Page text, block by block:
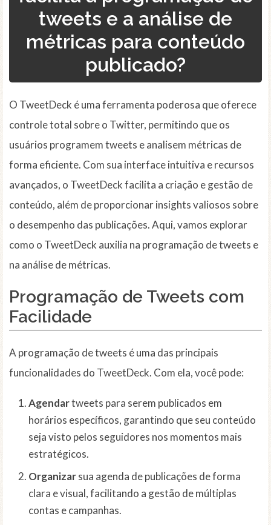
tweets e a análise de
métricas para conteúdo
publicado?
O TweetDeck é uma ferramenta poderosa que oferece
controle total sobre o Twitter, permitindo que os
usuários programem tweets e analisem métricas de
forma eficiente. Com sua interface intuitiva e recursos
avançados, o TweetDeck facilita a criação e gestão de
conteúdo, além de proporcionar insights valiosos sobre
o desempenho das publicações. Aqui, vamos explorar
como o TweetDeck auxilia na programação de tweets e
na análise de métricas.
Programação de Tweets com
Facilidade
A programação de tweets é uma das principais
funcionalidades do TweetDeck. Com ela, você pode:
Agendartweets para serem publicados em
horários específicos, garantindo que seu conteúdo
seja visto pelos seguidores nos momentos mais
estratégicos.
Organizarsua agenda de publicações de forma
clara e visual, facilitando a gestão de múltiplas
contas e campanhas.